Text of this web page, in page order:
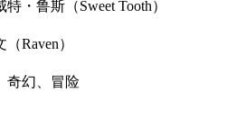
・鲁斯（Sweet Tooth）
Raven）
奇幻、冒险